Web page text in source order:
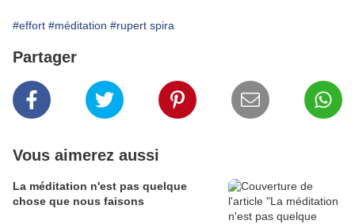
#effort #méditation #rupert spira
Partager
Vous aimerez aussi
La méditation n'est pas quelque
chose que nous faisons